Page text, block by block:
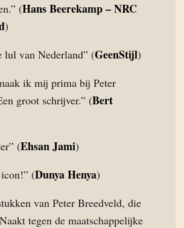
(Hans Beerekamp – NRC
)
lul van Nederland” (GeenStijl)
ik mij prima bij Peter
groot schrijver.” (Bert
(Ehsan Jami)
(Dunya Henya)
van Peter Breedveld, die
tegen de maatschappelijke